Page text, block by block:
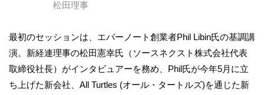
松田理事
最初のセッションは、エバーノート創業者Phil Libin氏の基調講
演。新経連理事の松田憲幸氏（ソースネクスト株式会社代表
取締役社長）がインタビュアーを務め、Phil氏が今年5月に立
ち上げた新会社、All Turtles (オール・タートルズ)を通じた新